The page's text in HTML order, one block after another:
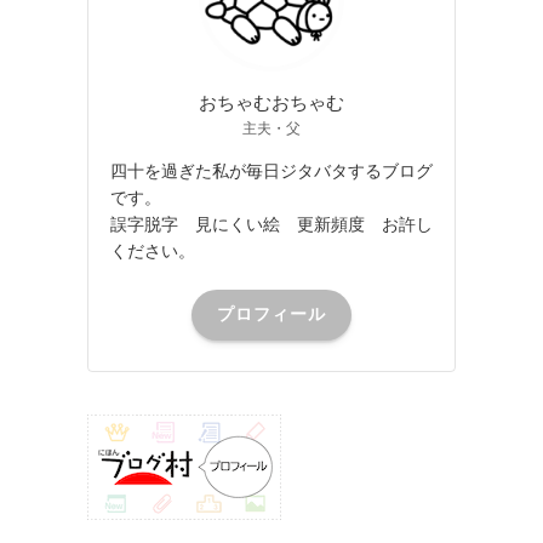
おちゃむおちゃむ
主夫・父
四十を過ぎた私が毎日ジタバタするブログ
です。
誤字脱字 見にくい絵 更新頻度 お許し
ください。
プロフィール